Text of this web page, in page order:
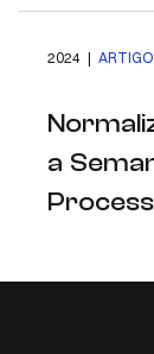
2024 |
a
Process